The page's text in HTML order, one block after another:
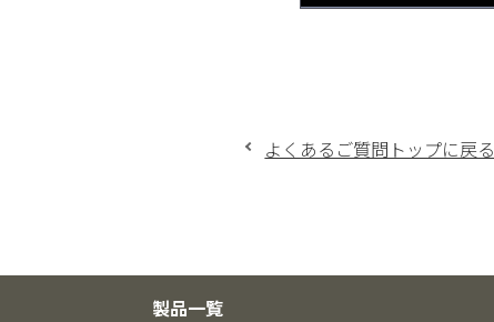
よくあるご質問トップに戻る
製品一覧